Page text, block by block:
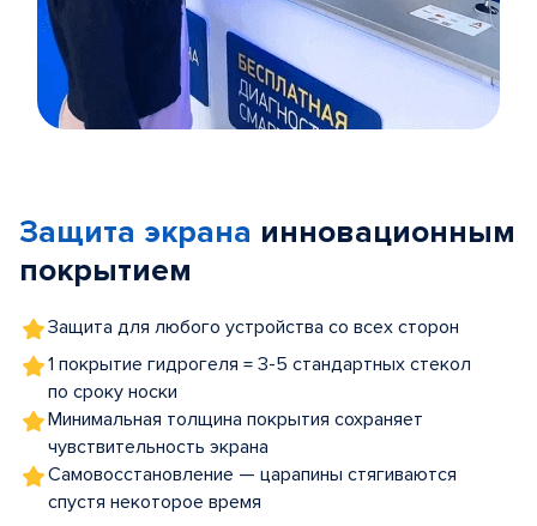
5
Защита экрана инновационным
покрытием
Защита для любого устройства со всех сторон
1 покрытие гидрогеля = 3-5 стандартных стекол
по сроку носки
Минимальная толщина покрытия сохраняет
чувствительность экрана
Самовосстановление — царапины стягиваются
спустя некоторое время